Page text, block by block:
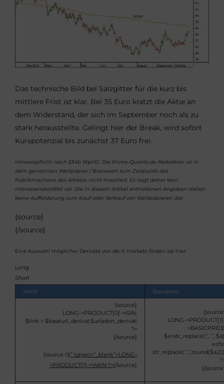
Das technische Bild bei Salzgitter für die kurz bis
mittlere Frist ist klar. Bei 35 Euro kratzt die Aktie an
dem Widerstand, der sich im September noch als zu
stark herausstellte. Gelingt hier der Break, wird sofort
Kurspotenzial bis zunächst 37 Euro frei.
Hinweispflicht nach §34b WpHG: Die Prime-Quants.de-Redaktion ist in
dem genannten Wertpapier / Basiswert zum Zeitpunkt des
Publikmachens des Artikels nicht investiert. Es liegt daher kein
Interessenskonflikt vor. Die in diesem Artikel enthaltenen Angaben stellen
keine Aufforderung zum Kauf oder Verkauf von Wertpapieren dar.
{source}
{/source}
Eine Auswahl möglicher Derivate von db-X markets finden sie hier:
Long
WKN
Basispreis
{source}
LONG->PRODUCT[0]->ISIN;
$link = $baseurl_derivat.$urladon_derivat;
?>
{/source}
{source 0}” target=”_blank”>LONG-
>PRODUCT[1]->WKN;?>{/source}
LONG-
$a=str_replace(‘,’, ‘.’,
{/
Short